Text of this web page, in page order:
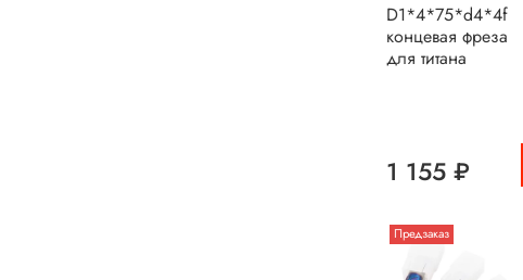
D1*4*75*d4*4f
концевая фреза
для титана
1 155 ₽
Предзаказ